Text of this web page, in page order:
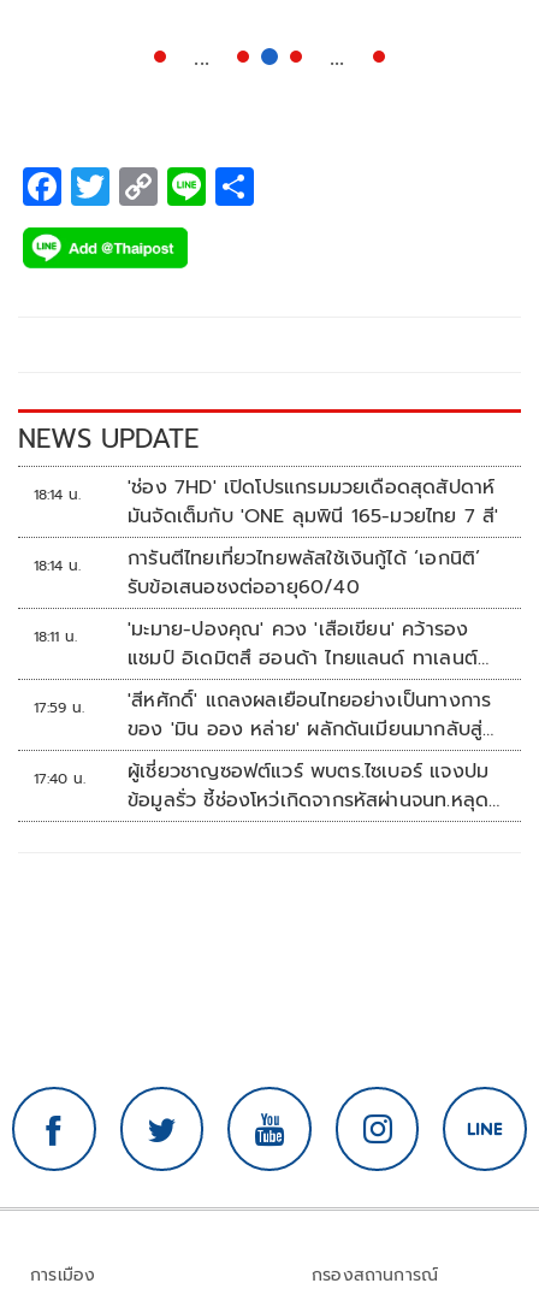
... ...
F
ac
e
k
T
wi
tt
C
o
p
k
Li
NEWS UPDATE
18:14 น.
'ช่อง 7HD' เปิดโปรแกรมมวยเดือดสุดสัปดาห์
มันจัดเต็มกับ 'ONE ลุมพินี 165-มวยไทย 7 สี'
18:14 น.
การันตีไทยเที่ยวไทยพลัสใช้เงินกู้ได้ ‘เอกนิติ’
รับข้อเสนอชงต่ออายุ60/40
18:11 น.
'มะมาย-ปองคุณ' ควง 'เสือเขียน' คว้ารอง
แชมป์ อิเดมิตสึ ฮอนด้า ไทยแลนด์ ทาเลนต์
คัพ สนาม 3
17:59 น.
'สีหศักดิ์' แถลงผลเยือนไทยอย่างเป็นทางการ
ของ 'มิน ออง หล่าย' ผลักดันเมียนมากลับสู่
อาเซียน
17:40 น.
ผู้เชี่ยวชาญซอฟต์แวร์ พบตร.ไซเบอร์ แจงปม
ข้อมูลรั่ว ชี้ช่องโหว่เกิดจากรหัสผ่านจนท.หลุด
ไม่ใช่ถูกแฮกระบบ
การเมือง
กรองสถานการณ์